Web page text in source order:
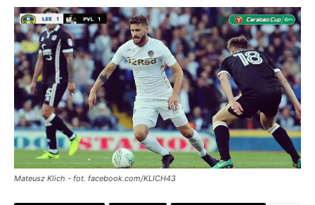
Mateusz Klich - fot. facebook.com/KLICH43